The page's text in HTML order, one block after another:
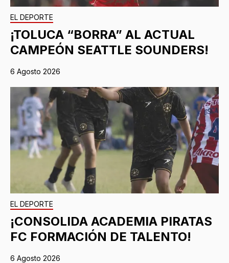
EL DEPORTE
¡TOLUCA “BORRA” AL ACTUAL
CAMPEÓN SEATTLE SOUNDERS!
6 Agosto 2026
EL DEPORTE
¡CONSOLIDA ACADEMIA PIRATAS
FC FORMACIÓN DE TALENTO!
6 Agosto 2026